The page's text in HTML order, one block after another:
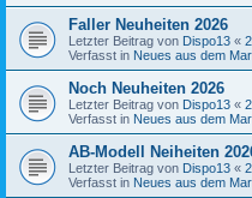
Faller Neuheiten 2026
Letzter Beitrag von Dispo13 «
Verfasst in Neues aus dem
Noch Neuheiten 2026
Letzter Beitrag von Dispo13 «
Verfasst in Neues aus dem
AB-Modell Neiheiten
Letzter Beitrag von Dispo13 «
Verfasst in Neues aus dem